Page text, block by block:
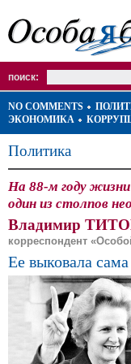
поиск:
NO COMMENTS
ЭКОНОМИКА
Политика
На 88-м году
один из столпов
Владимир
корреспондент
Ее выковала